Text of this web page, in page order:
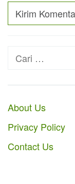
Cari
About Us
Privacy Policy
Contact Us